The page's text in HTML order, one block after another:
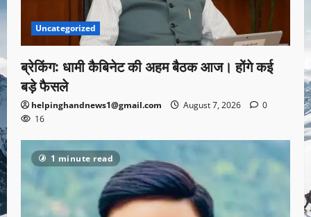
Uncategorized
ब्रेकिंग: धामी कैबिनेट की अहम बैठक आज। होंगे कई
बड़े फैसले
helpinghandnews1@gmail.com August 7, 2026
0
16
1 minute read